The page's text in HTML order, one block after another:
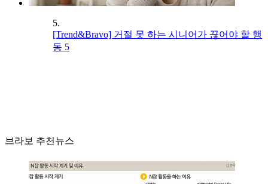
5.
[Trend&Bravo] 거절 못 하는 시니어가 끊어야 할 행
동 5
브라보 추천뉴스